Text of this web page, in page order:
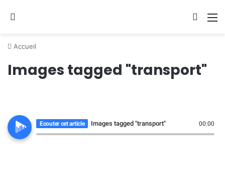
Accueil
Images tagged "transport"
Ecouter cet article Images tagged "transport" 00:00